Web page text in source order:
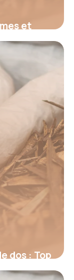
et
dos : Top